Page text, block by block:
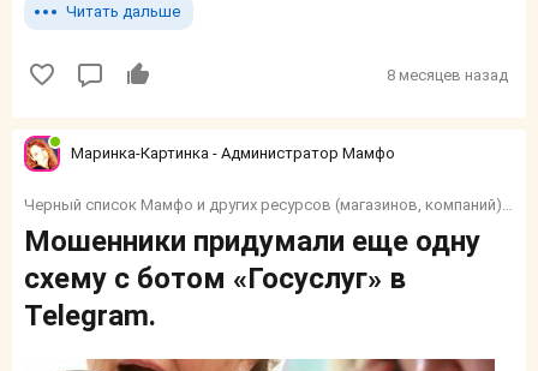
Читать дальше
8 месяцев назад
Маринка-Картинка - Администратор Мамфо
Черный список Мамфо и других ресурсов (магазинов, компаний) и тп.
Мошенники придумали еще одну
схему с ботом «Госуслуг» в
Telegram.